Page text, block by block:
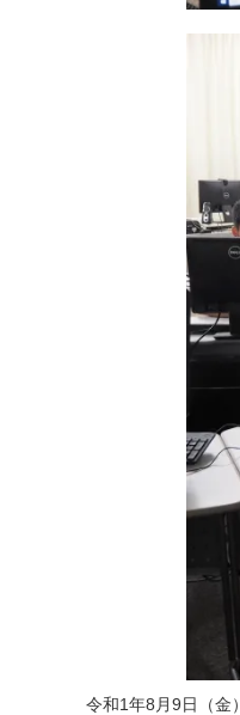
令和1年8月9日（金）